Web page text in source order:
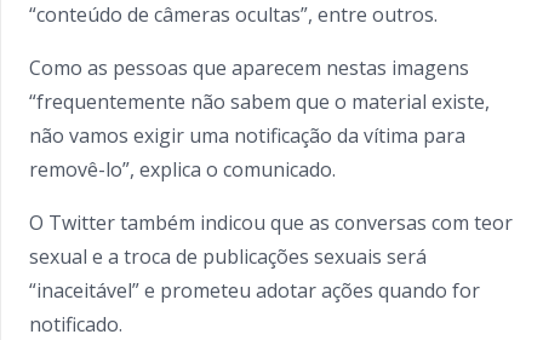
“conteúdo de câmeras ocultas”, entre outros.
Como as pessoas que aparecem nestas imagens
“frequentemente não sabem que o material existe,
não vamos exigir uma notificação da vítima para
removê-lo”, explica o comunicado.
O Twitter também indicou que as conversas com teor
sexual e a troca de publicações sexuais será
“inaceitável” e prometeu adotar ações quando for
notificado.